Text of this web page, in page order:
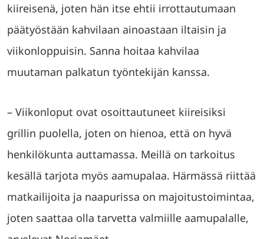
kiireisenä, joten hän itse ehtii irrottautumaan
päätyöstään kahvilaan ainoastaan iltaisin ja
viikonloppuisin. Sanna hoitaa kahvilaa
muutaman palkatun työntekijän kanssa.
– Viikonloput ovat osoittautuneet kiireisiksi
grillin puolella, joten on hienoa, että on hyvä
henkilökunta auttamassa. Meillä on tarkoitus
kesällä tarjota myös aamupalaa. Härmässä riittää
matkailijoita ja naapurissa on majoitustoimintaa,
joten saattaa olla tarvetta valmiille aamupalalle,